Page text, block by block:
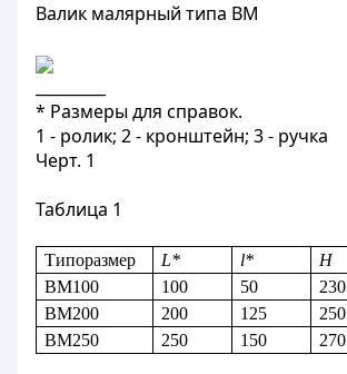
Валик малярный типа ВМ
* Размеры для справок.
1 - ролик; 2 - кронштейн; 3 - ручка
Черт. 1
Таблица 1
Типоразмер L* l* H
ВМ100
100 50 230
ВМ200
200 125 250
ВМ250
250 150 270